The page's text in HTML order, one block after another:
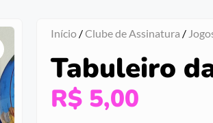
Início/Clube de Assinatura /
Tabuleiro
R$5,00